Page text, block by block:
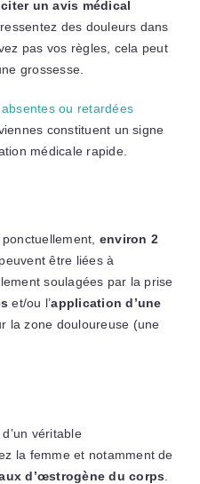
un avis médical
des douleurs dans
pas vos règles, cela peut
grossesse.
ou retardées
constituent un signe
médicale rapide.
environ 2
peuvent être liées à
soulagées par la prise
et/ou l’application d’une
la zone douloureuse (une
véritable
la femme et notamment de
d’œstrogène du corps